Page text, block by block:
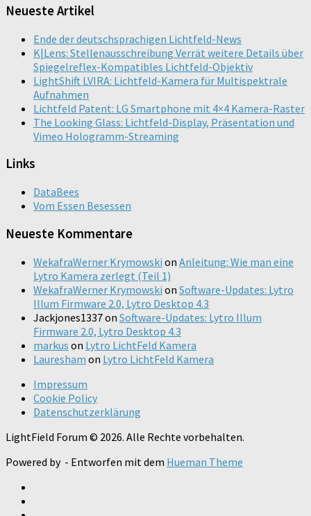
Neueste Artikel
Ende der deutschsprachigen Lichtfeld-News
K|Lens: Stellenausschreibung Verrät weitere Details über
Spiegelreflex-Kompatibles Lichtfeld-Objektiv
LightShift LVIRA: Lichtfeld-Kamera für Multispektrale
Aufnahmen
Lichtfeld Patent: LG Smartphone mit 4×4 Kamera-Raster
The Looking Glass: Lichtfeld-Display, Präsentation und
Vimeo Hologramm-Streaming
Links
DataBees
Vom Essen Besessen
Neueste Kommentare
WekafraWerner Krymowski on Anleitung: Wie man eine
Lytro Kamera zerlegt (Teil 1)
WekafraWerner Krymowski on Software-Updates: Lytro
Illum Firmware 2.0, Lytro Desktop 4.3
Jackjones1337on Software-Updates: Lytro Illum
Firmware 2.0, Lytro Desktop 4.3
markus on Lytro LichtFeld Kamera
Lauresham on Lytro LichtFeld Kamera
Impressum
Cookie Policy
Datenschutzerklärung
LightField Forum © 2026. Alle Rechte vorbehalten.
Powered by - Entworfen mit dem Hueman Theme